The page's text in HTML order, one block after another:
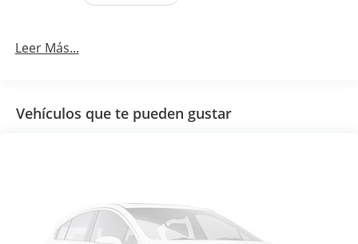
Leer Más...
Vehículos que te pueden gustar